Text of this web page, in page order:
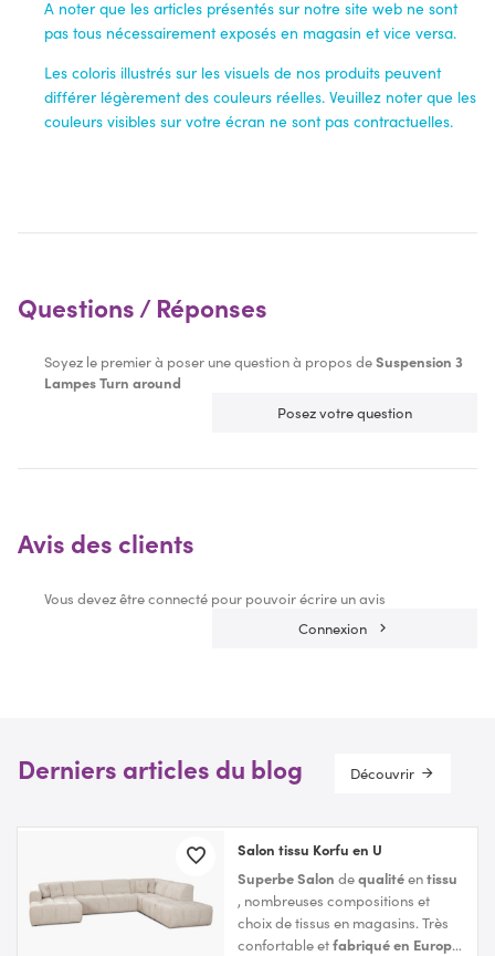
A noter que les articles présentés sur notre site web ne sont
pas tous nécessairement exposés en magasin et vice versa.
Les coloris illustrés sur les visuels de nos produits peuvent
différer légèrement des couleurs réelles. Veuillez noter que les
couleurs visibles sur votre écran ne sont pas contractuelles.
Questions / Réponses
Soyez le premier à poser une question à propos deSuspension 3
Lampes Turn around
Posez votre question
Avis des clients
Vous devez être connecté pour pouvoir écrire un avis
Connexion
Derniers articles du blog Découvrir
Salon tissu Korfu en U
Superbe Salon dequalitéentissu
, nombreuses compositions et
choix de tissus en magasins. Très
confortable etfabriqué en Europe